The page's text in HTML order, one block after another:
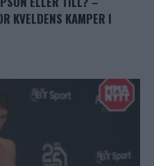
KVELDENS KAMPER I